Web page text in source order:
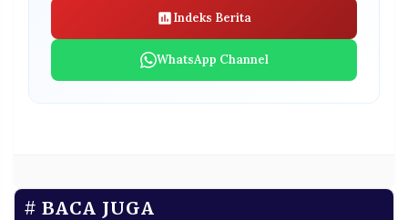
Indeks Berita
WhatsApp Channel
BACA JUGA